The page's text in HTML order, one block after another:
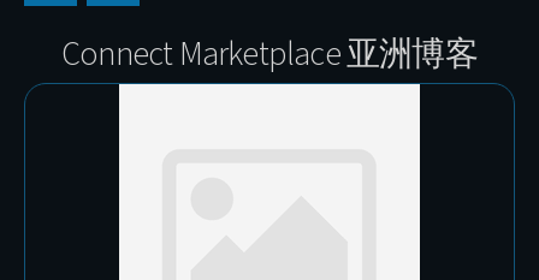
Connect Marketplace 亚洲博客